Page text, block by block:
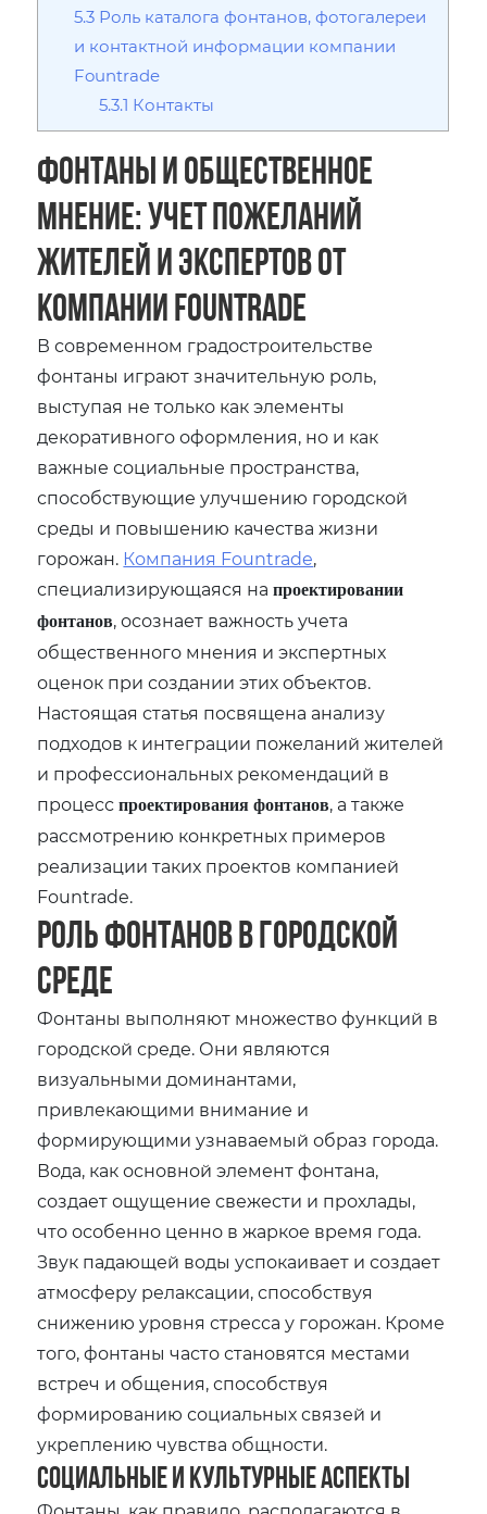
5.3 Роль каталога фонтанов‚ фотогалереи
и контактной информации компании
Fountrade
5.3.1 Контакты
Фонтаны и общественное
мнение: учет пожеланий
жителей и экспертов от
компании Fountrade
В современном градостроительстве
фонтаны играют значительную роль‚
выступая не только как элементы
декоративного оформления‚ но и как
важные социальные пространства‚
способствующие улучшению городской
среды и повышению качества жизни
горожан. Компания Fountrade‚
специализирующаяся напроектировании
фонтанов‚ осознает важность учета
общественного мнения и экспертных
оценок при создании этих объектов.
Настоящая статья посвящена анализу
подходов к интеграции пожеланий жителей
и профессиональных рекомендаций в
процесспроектирования фонтанов‚ а также
рассмотрению конкретных примеров
реализации таких проектов компанией
Fountrade.
Роль фонтанов в городской
среде
Фонтаны выполняют множество функций в
городской среде. Они являются
визуальными доминантами‚
привлекающими внимание и
формирующими узнаваемый образ города.
Вода‚ как основной элемент фонтана‚
создает ощущение свежести и прохлады‚
что особенно ценно в жаркое время года.
Звук падающей воды успокаивает и создает
атмосферу релаксации‚ способствуя
снижению уровня стресса у горожан. Кроме
того‚ фонтаны часто становятся местами
встреч и общения‚ способствуя
формированию социальных связей и
укреплению чувства общности.
Социальные и культурные аспекты